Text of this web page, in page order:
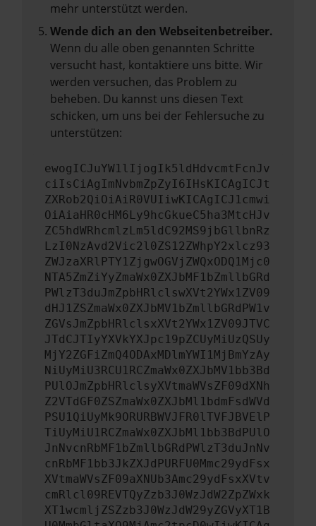
mehr unterstützt werden.
Wende dich an den Webseitenbetreiber.
Wenn du alle oben genannten Schritte
versucht hast, kontaktiere uns bitte. Wir
werden versuchen, das Problem zu
beheben. Du kannst uns diesen Text
schicken, um uns bei der Fehlersuche zu
unterstützen:
ewogICJuYW1lIjogIk5ldHdvcmtFcnJv
ciIsCiAgImNvbmZpZyI6IHsKICAgICJt
ZXRob2QiOiAiR0VUIiwKICAgICJ1cmwi
OiAiaHR0cHM6Ly9hcGkueC5ha3MtcHJv
ZC5hdWRhcmlzLm5ldC92MS9jbGllbnRz
LzI0NzAvd2Vic2l0ZS12ZWhpY2xlcz93
ZWJzaXRlPTY1ZjgwOGVjZWQxODQ1Mjc0
NTA5ZmZiYyZmaWx0ZXJbMF1bZmllbGRd
PWlzT3duJmZpbHRlclswXVt2YWx1ZV09
dHJ1ZSZmaWx0ZXJbMV1bZmllbGRdPW1v
ZGVsJmZpbHRlclsxXVt2YWx1ZV09JTVC
JTdCJTIyYXVkYXJpc19pZCUyMiUzQSUy
MjY2ZGFiZmQ4ODAxMDlmYWI1MjBmYzAy
NiUyMiU3RCU1RCZmaWx0ZXJbMV1bb3Bd
PUlOJmZpbHRlclsyXVtmaWVsZF09dXNh
Z2VTdGF0ZSZmaWx0ZXJbMl1bdmFsdWVd
PSU1QiUyMk9ORURBWVJFR0lTVFJBVElP
TiUyMiU1RCZmaWx0ZXJbMl1bb3BdPUlO
JnNvcnRbMF1bZmllbGRdPWlzT3duJnNv
cnRbMF1bb3JkZXJdPURFU0Mmc29ydFsx
XVtmaWVsZF09aXNUb3Amc29ydFsxXVtv
cmRlcl09REVTQyZzb3J0WzJdW2ZpZWxk
XT1wcmljZSZzb3J0WzJdW29yZGVyXT1B